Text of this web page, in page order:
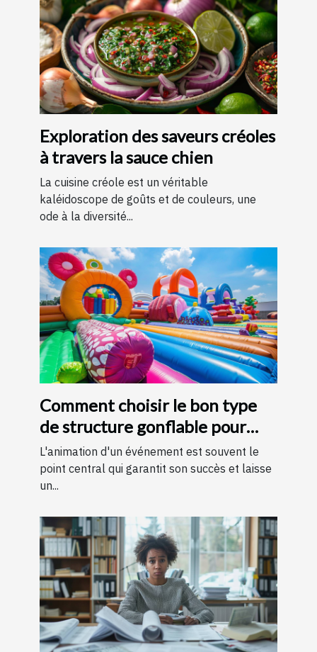
Exploration des saveurs créoles
à travers la sauce chien
La cuisine créole est un véritable
kaléidoscope de goûts et de couleurs, une
ode à la diversité...
Comment choisir le bon type
de structure gonflable pour
votre événement
L'animation d'un événement est souvent le
point central qui garantit son succès et laisse
un...